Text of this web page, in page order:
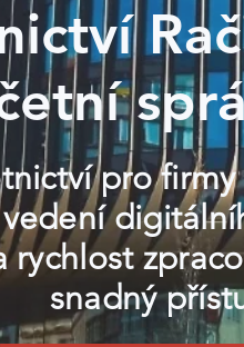
pro firmy
snadný